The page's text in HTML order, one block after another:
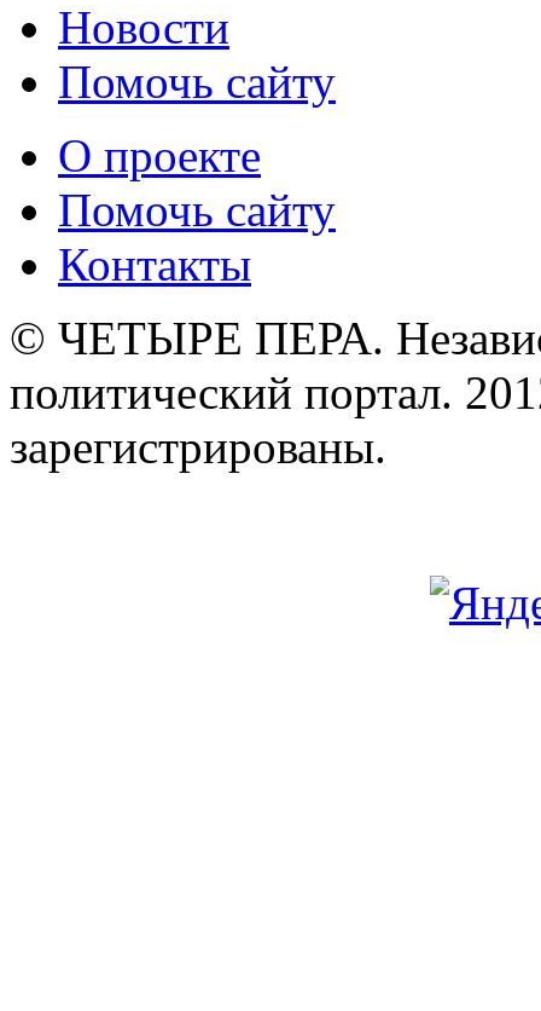
Новости
Помочь сайту
О проекте
Помочь сайту
Контакты
© ЧЕТЫРЕ ПЕРА.
политический портал.
зарегистрированы.